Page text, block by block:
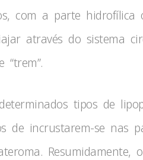
com a parte
através do sistema
“trem”.
tipos de
de incrustarem-se nas